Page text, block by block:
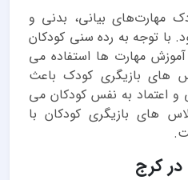
مهارت‌های بیانی، بدنی و
توجه به رده سنی کودکان
مهارت ها استفاده می
های بازیگری کودک باعث
اعتماد به نفس کودکان می
های بازیگری کودکان با
در کرج